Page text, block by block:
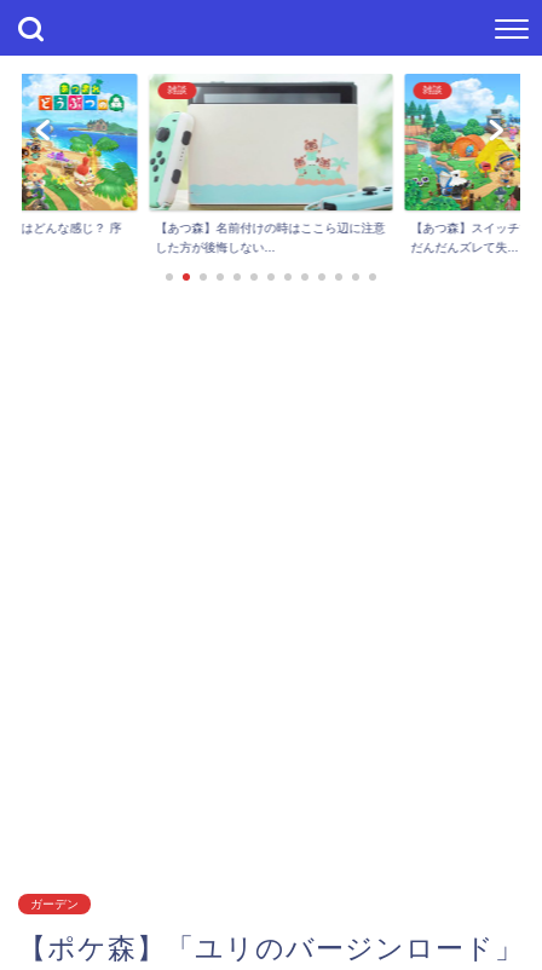
の時はここら辺に注意
雑談
【あつ森】スイッチで岩スコップ難しい…
だんだんズレて失...
雑談
【あつ森】どうぶつの
んだけど、虫嫌いだ...
ガーデン
【ポケ森】「ユリのバージンロード」